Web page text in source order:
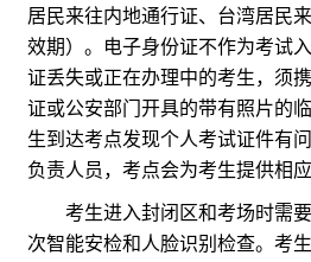
居民来往内地通行证、台湾居民
效期）。电子身份证不作为考试
证丢失或正在办理中的考生，须
证或公安部门开具的带有照片的
生到达考点发现个人考试证件有
负责人员，考点会为考生提供相应
考生进入封闭区和考场时需要
次智能安检和人脸识别检查。考